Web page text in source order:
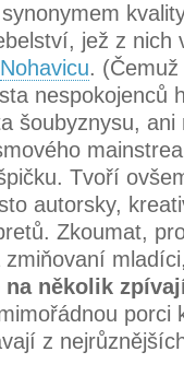
jež z nich
Nohavicu.
nespokojenců
šoubyznysu, ani
Tvoří
autorsky,
Zkoumat,
na několik
porci
z